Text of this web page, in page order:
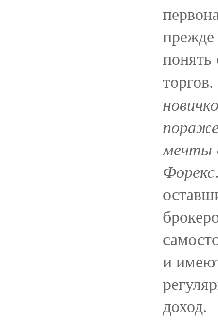
торгов.
мечты
Форекс
и
доход.